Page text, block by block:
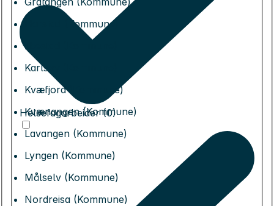
Harstad (Kommune)
Ibestad (Kommune)
Karlsøy (Kommune)
Kvæfjord (Kommune)
Kvænangen (Kommune)
Lavangen (Kommune)
Lyngen (Kommune)
Målselv (Kommune)
Nordreisa (Kommune)
Helsefagarbeider (0)